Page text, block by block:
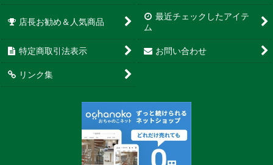
店長お勧め＆人気商品
最近チェックしたアイテ
ム
特定商取引法表示 お問い合わせ
リンク集